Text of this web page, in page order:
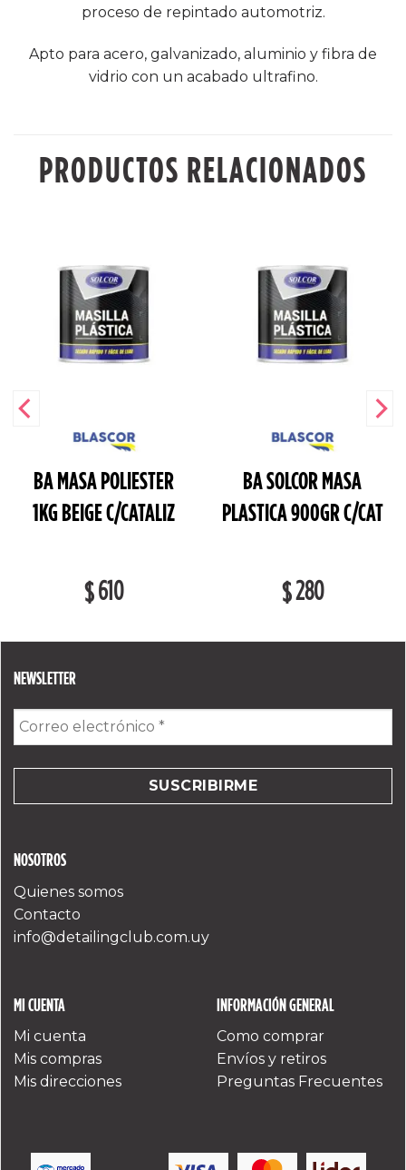
proceso de repintado automotriz.
Apto para acero, galvanizado, aluminio y fibra de
vidrio con un acabado ultrafino.
PRODUCTOS RELACIONADOS
BA MASA POLIESTER
1KG BEIGE C/CATALIZ
$610
BA SOLCOR MASA
PLASTICA 900GR C/CAT
$280
NOSOTROS
Quienes somos
Contacto
info@detailingclub.com.uy
MI CUENTA
Mi cuenta
Mis compras
Mis direcciones
INFORMACIÓN GENERAL
Como comprar
Envíos y retiros
Preguntas Frecuentes
NEWSLETTER
electrónico